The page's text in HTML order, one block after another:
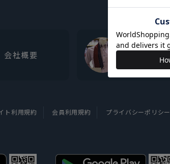
会社概要
ト利用規約 会員利用規約 プライバシーポリシー